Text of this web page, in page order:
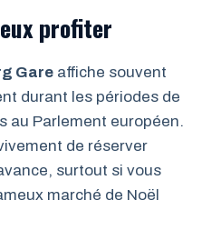
profiter
Gare affiche souvent
durant les périodes de
au Parlement européen.
de réserver
surtout si vous
marché de Noël